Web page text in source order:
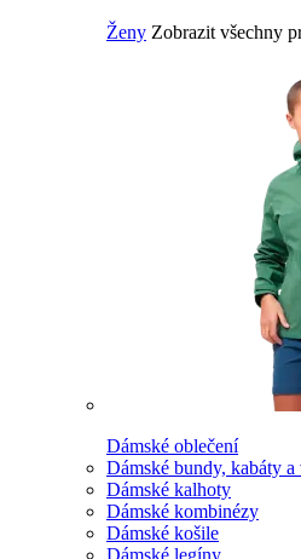
Ženy Zobrazit všechny
Dámské oblečení
Dámské bundy, kabáty a
Dámské kalhoty
Dámské kombinézy
Dámské košile
Dámské legíny